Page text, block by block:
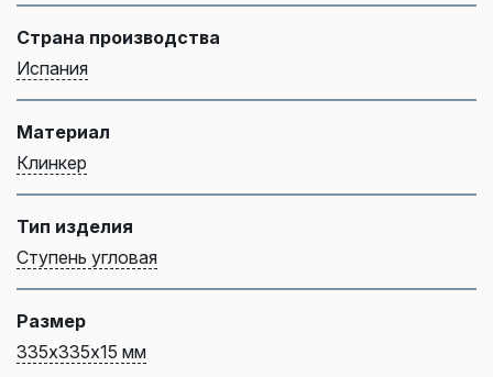
Страна производства
Испания
Материал
Клинкер
Тип изделия
Ступень угловая
Размер
335х335х15 мм